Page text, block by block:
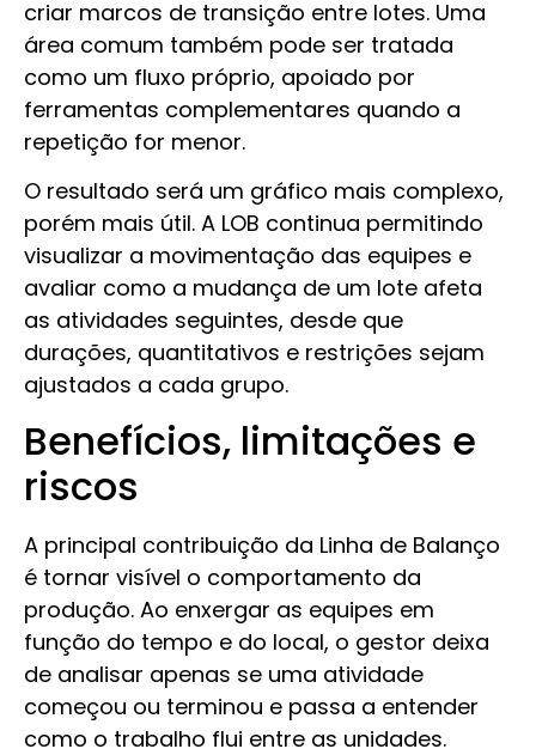
criar marcos de transição entre lotes. Uma
área comum também pode ser tratada
como um fluxo próprio, apoiado por
ferramentas complementares quando a
repetição for menor.
O resultado será um gráfico mais complexo,
porém mais útil. A LOB continua permitindo
visualizar a movimentação das equipes e
avaliar como a mudança de um lote afeta
as atividades seguintes, desde que
durações, quantitativos e restrições sejam
ajustados a cada grupo.
Benefícios, limitações e
riscos
A principal contribuição da Linha de Balanço
é tornar visível o comportamento da
produção. Ao enxergar as equipes em
função do tempo e do local, o gestor deixa
de analisar apenas se uma atividade
começou ou terminou e passa a entender
como o trabalho flui entre as unidades.